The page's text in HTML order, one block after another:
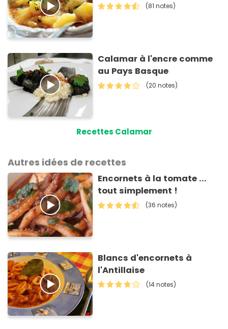
(81 notes)
Calamar à l'encre comme
au Pays Basque
(20 notes)
Recettes Calamar
Autres idées de recettes
Encornets à la tomate ...
tout simplement !
(36 notes)
Blancs d'encornets à
l'Antillaise
(14 notes)